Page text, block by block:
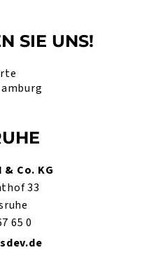
SIE UNS!
& Co. KG
33
65 0